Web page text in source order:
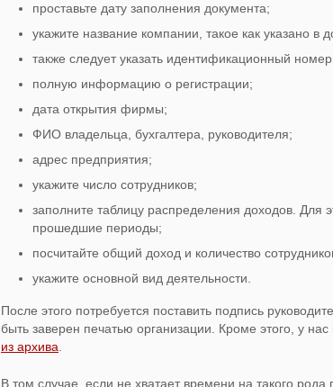
проставьте дату заполнения документа;
укажите название компании, такое как указано в
также следует указать идентификационный
полную информацию о регистрации;
дата открытия фирмы;
ФИО владельца, бухгалтера, руководителя;
адрес предприятия;
укажите число сотрудников;
заполните таблицу распределения доходов. Для
прошедшие периоды;
посчитайте общий доход и количество
укажите основной вид деятельности.
После этого потребуется поставить подпись
быть заверен печатью организации. Кроме этого, у
из архива.
В том случае, если не хватает времени на такого рода